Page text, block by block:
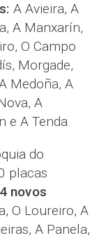
A Avieira, A
A Manxarín,
O Campo
Morgade,
Medoña, A
A
e A Tenda.
do
placas
novos
O Loureiro, A
A Panela,